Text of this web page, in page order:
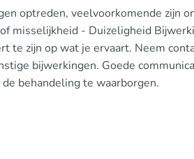
optreden, veelvoorkomende zijn
misselijkheid - Duizeligheid
te zijn op wat je ervaart. Neem
bijwerkingen. Goede
behandeling te waarborgen.